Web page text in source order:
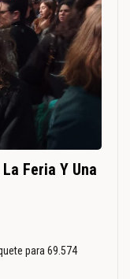
Feria Y Una
para 69.574